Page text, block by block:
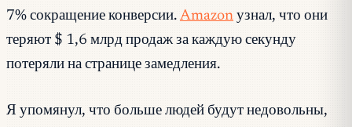
7% сокращение конверсии. Amazon узнал, что они
теряют $ 1,6 млрд продаж за каждую секунду
потеряли на странице замедления.
Я упомянул, что больше людей будут недовольны,